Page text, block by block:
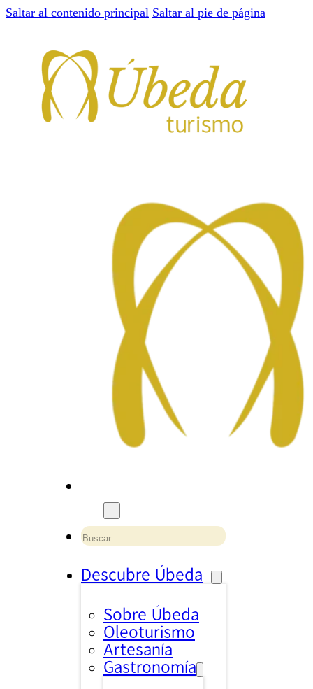
Saltar al contenido principal Saltar al pie de página
Buscar
Descubre Úbeda
Sobre Úbeda
Oleoturismo
Artesanía
Gastronomía